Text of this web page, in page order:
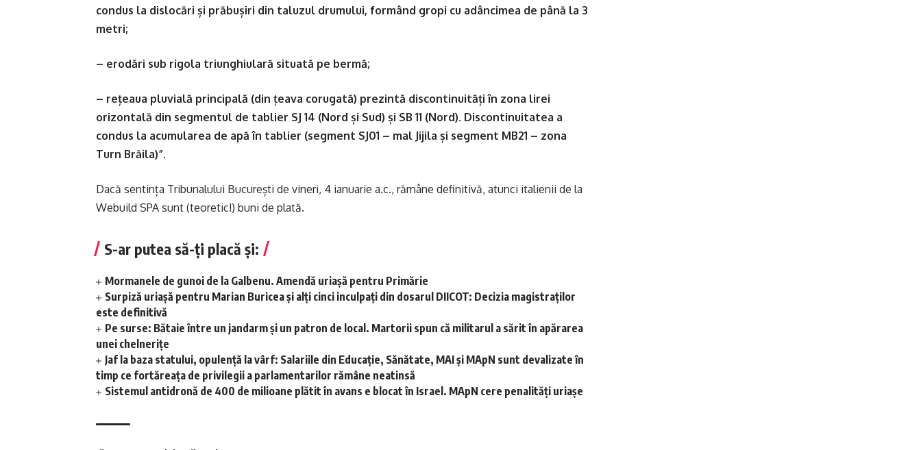
condus la dislocări și prăbușiri din taluzul drumului, formând gropi cu adâncimea de până la 3
metri;
– erodări sub rigola triunghiulară situată pe bermă;
– rețeaua pluvială principală (din țeava corugată) prezintă discontinuități în zona lirei
orizontală din segmentul de tablier SJ 14 (Nord și Sud) și SB 11 (Nord). Discontinuitatea a
condus la acumularea de apă în tablier (segment SJ01 – mal Jijila și segment MB21 – zona
Turn Brăila)”.
Dacă sentința Tribunalului București de vineri, 4 ianuarie a.c., rămâne definitivă, atunci italienii de la
Webuild SPA sunt (teoretic!) buni de plată.
S-ar putea să-ți placă și:
Mormanele de gunoi de la Galbenu. Amendă uriașă pentru Primărie
Surpiză uriașă pentru Marian Buricea și alți cinci inculpați din dosarul DIICOT: Decizia magistraților
este definitivă
Pe surse: Bătaie între un jandarm și un patron de local. Martorii spun că militarul a sărit în apărarea
unei chelnerițe
Jaf la baza statului, opulență la vârf: Salariile din Educație, Sănătate, MAI și MApN sunt devalizate în
timp ce fortăreața de privilegii a parlamentarilor rămâne neatinsă
Sistemul antidronă de 400 de milioane plătit în avans e blocat în Israel. MApN cere penalități uriașe